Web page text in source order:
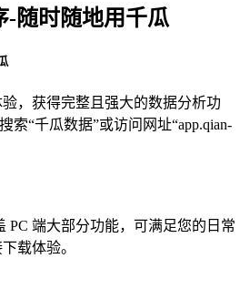
-随时随地用千瓜
，获得完整且强大的数据分析功
索“千瓜数据”或访问网址“app.qian-
PC 端大部分功能，可满足您的日常
载体验。